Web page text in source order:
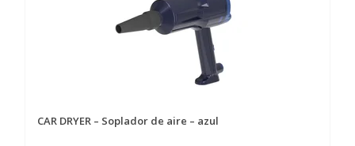
CAR DRYER – Soplador de aire – azul